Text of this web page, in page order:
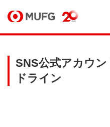
SNS公式アカウ
ドライン